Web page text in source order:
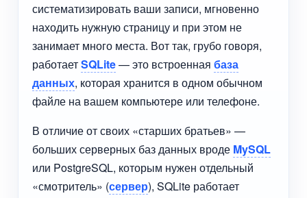
систематизировать ваши записи, мгновенно
находить нужную страницу и при этом не
занимает много места. Вот так, грубо говоря,
работаетSQLite— это встроеннаябаза
данных, которая хранится в одном обычном
файле на вашем компьютере или телефоне.
В отличие от своих «старших братьев» —
больших серверных баз данных вроде MySQL
или PostgreSQL, которым нужен отдельный
«смотритель» (сервер), SQLite работает